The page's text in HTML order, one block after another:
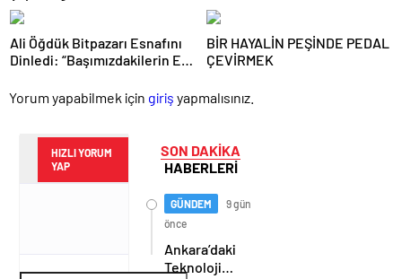
anlaşması
Ali Öğdük Bitpazarı Esnafını
Dinledi: “Başımızdakilerin Eli
BİR HAYALİN PEŞİNDE PEDAL
ÇEVİRMEK
Yorum yapabilmek için giriş yapmalısınız.
HIZLI YORUM
YAP
SON DAKİKA
HABERLERİ
GÜNDEM
9 gün
önce
Ankara’daki
Teknoloji